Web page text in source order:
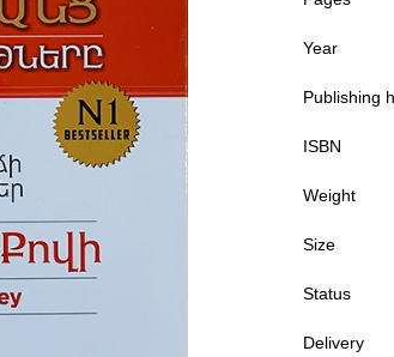
Year
Publishing
ISBN
Weight
Size
Status
Delivery